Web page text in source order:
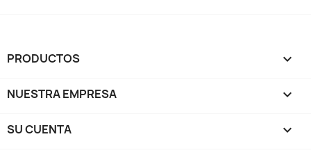
PRODUCTOS 
NUESTRA EMPRESA 
SU CUENTA 